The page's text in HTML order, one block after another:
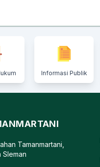
Informasi Publik
Tamanmartani,
Sleman